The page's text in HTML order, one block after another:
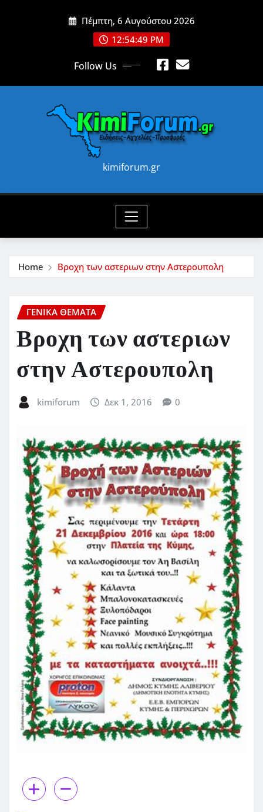
Πέμπτη, 6 Αυγούστου 2026
12:54:51 PM
Follow Us
kimiforum.gr
Home Βροχη των αστεριων στην Αστερουπολη
ΓΕΝΙΚΑ ΘΕΜΑΤΑ
Βροχη των αστεριων
στην Αστερουπολη
kimiforum Δεκ 1, 2016 0